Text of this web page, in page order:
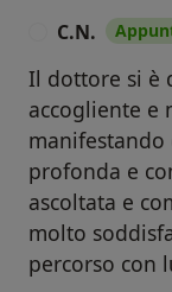
C.N.
Il dottore si è
accogliente e
manifestando
profonda e
ascoltata e
molto
percorso con